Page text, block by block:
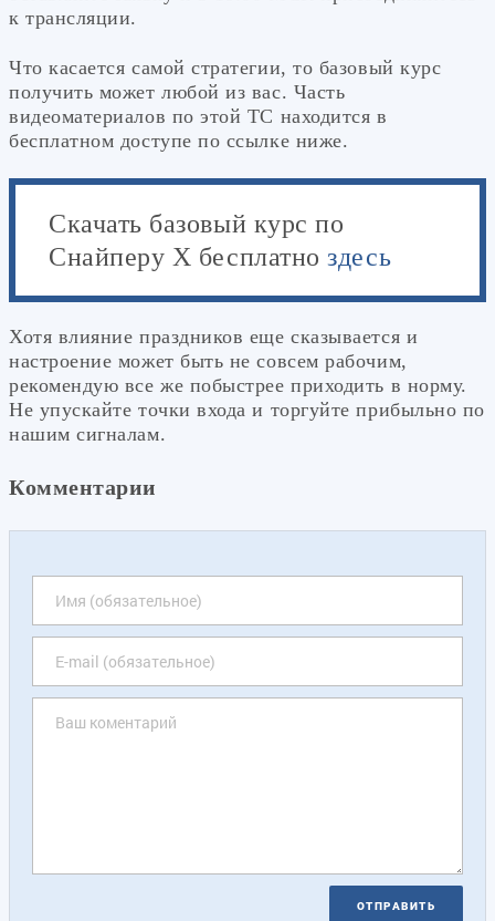
к трансляции.
Что касается самой стратегии, то базовый курс
получить может любой из вас. Часть
видеоматериалов по этой ТС находится в
бесплатном доступе по ссылке ниже.
Скачать базовый курс по
Снайперу Х бесплатноздесь
Хотя влияние праздников еще сказывается и
настроение может быть не совсем рабочим,
рекомендую все же побыстрее приходить в норму.
Не упускайте точки входа и торгуйте прибыльно по
нашим сигналам.
Комментарии
ОТПРАВИТЬ